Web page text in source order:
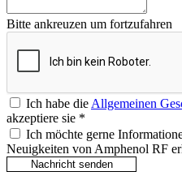
Bitte ankreuzen um fortzufahren
Ich habe dieAllgemeinen
akzeptiere sie *
Ich möchte gerne
Neuigkeiten von Amphenol RF